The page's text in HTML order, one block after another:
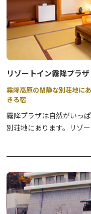
リゾートイン霧降プラザ
霧降高原の閑静な別荘地に
きる宿
霧降プラザは自然がいっ
別荘地にあります。リゾ
ーツ施設などのアクセス
下さい。